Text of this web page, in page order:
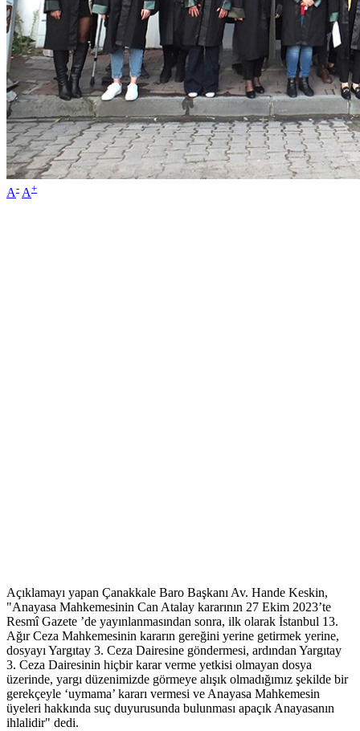
A- A+
Açıklamayı yapan Çanakkale Baro Başkanı Av. Hande Keskin,
"Anayasa Mahkemesinin Can Atalay kararının 27 Ekim 2023’te
Resmî Gazete ’de yayınlanmasından sonra, ilk olarak İstanbul 13.
Ağır Ceza Mahkemesinin kararın gereğini yerine getirmek yerine,
dosyayı Yargıtay 3. Ceza Dairesine göndermesi, ardından Yargıtay
3. Ceza Dairesinin hiçbir karar verme yetkisi olmayan dosya
üzerinde, yargı düzenimizde görmeye alışık olmadığımız şekilde bir
gerekçeyle ‘uymama’ kararı vermesi ve Anayasa Mahkemesin
üyeleri hakkında suç duyurusunda bulunması apaçık Anayasanın
ihlalidir" dedi.